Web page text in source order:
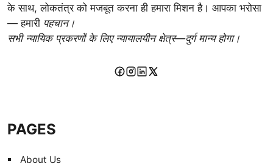
के साथ, लोकतंत्र को मजबूत करना ही हमारा मिशन है। आपका भरोसा
— हमारी पहचान।
सभी न्यायिक प्रकरणों के लिए न्यायालयीन क्षेत्र—दुर्ग मान्य होगा।
PAGES
About Us